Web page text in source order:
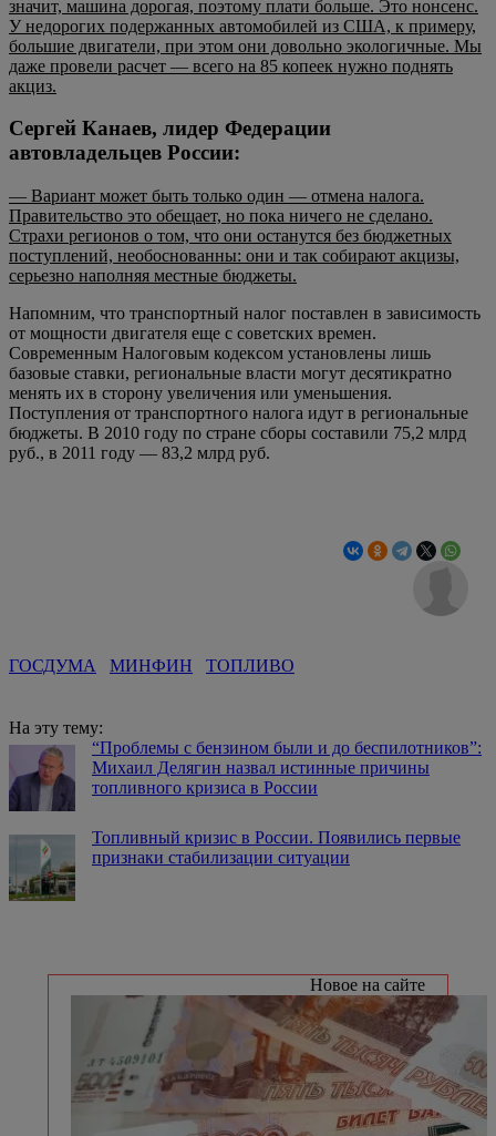
значит, машина дорогая, поэтому плати больше. Это нонсенс.
У недорогих подержанных автомобилей из США, к примеру,
большие двигатели, при этом они довольно экологичные. Мы
даже провели расчет — всего на 85 копеек нужно поднять
акциз.
Сергей Канаев, лидер Федерации
автовладельцев России:
— Вариант может быть только один — отмена налога.
Правительство это обещает, но пока ничего не сделано.
Страхи регионов о том, что они останутся без бюджетных
поступлений, необоснованны: они и так собирают акцизы,
серьезно наполняя местные бюджеты.
Напомним, что транспортный налог поставлен в зависимость
от мощности двигателя еще с советских времен.
Современным Налоговым кодексом установлены лишь
базовые ставки, региональные власти могут десятикратно
менять их в сторону увеличения или уменьшения.
Поступления от транспортного налога идут в региональные
бюджеты. В 2010 году по стране сборы составили 75,2 млрд
руб., в 2011 году — 83,2 млрд руб.
ГОСДУМА МИНФИН ТОПЛИВО
На эту тему:
“Проблемы с бензином были и до беспилотников”:
Михаил Делягин назвал истинные причины
топливного кризиса в России
Топливный кризис в России. Появились первые
признаки стабилизации ситуации
Новое на сайте